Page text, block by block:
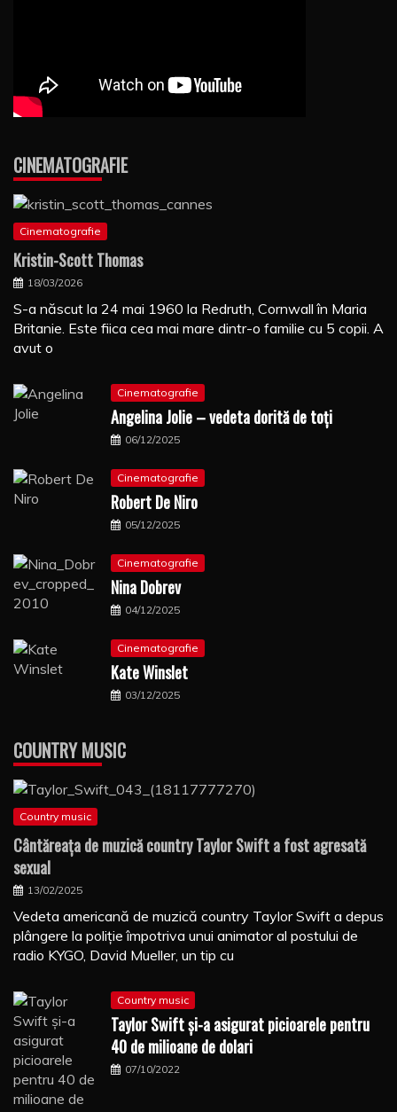
CINEMATOGRAFIE
Cinematografie
Kristin-Scott Thomas
18/03/2026
S-a născut la 24 mai 1960 la Redruth, Cornwall în Maria
Britanie. Este fiica cea mai mare dintr-o familie cu 5 copii. A
avut o
Cinematografie
Angelina Jolie – vedeta dorită de toți
06/12/2025
Cinematografie
Robert De Niro
05/12/2025
Cinematografie
Nina Dobrev
04/12/2025
Cinematografie
Kate Winslet
03/12/2025
COUNTRY MUSIC
Country music
Cântăreaţa de muzică country Taylor Swift a fost agresată
sexual
13/02/2025
Vedeta americană de muzică country Taylor Swift a depus
plângere la poliţie împotriva unui animator al postului de
radio KYGO, David Mueller, un tip cu
Country music
Taylor Swift şi-a asigurat picioarele pentru
40 de milioane de dolari
07/10/2022